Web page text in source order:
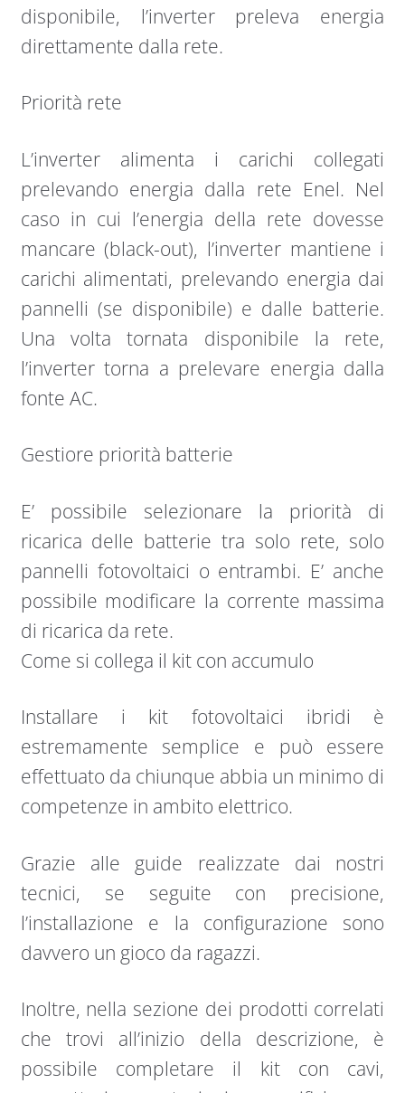
disponibile, l’inverter preleva energia
direttamente dalla rete.
Priorità rete
L’inverter alimenta i carichi collegati
prelevando energia dalla rete Enel. Nel
caso in cui l’energia della rete dovesse
mancare (black-out), l’inverter mantiene i
carichi alimentati, prelevando energia dai
pannelli (se disponibile) e dalle batterie.
Una volta tornata disponibile la rete,
l’inverter torna a prelevare energia dalla
fonte AC.
Gestiore priorità batterie
E’ possibile selezionare la priorità di
ricarica delle batterie tra solo rete, solo
pannelli fotovoltaici o entrambi. E’ anche
possibile modificare la corrente massima
di ricarica da rete.
Come si collega il kit con accumulo
Installare i kit fotovoltaici ibridi è
estremamente semplice e può essere
effettuato da chiunque abbia un minimo di
competenze in ambito elettrico.
Grazie alle guide realizzate dai nostri
tecnici, se seguite con precisione,
l’installazione e la configurazione sono
davvero un gioco da ragazzi.
Inoltre, nella sezione dei prodotti correlati
che trovi all’inizio della descrizione, è
possibile completare il kit con cavi,